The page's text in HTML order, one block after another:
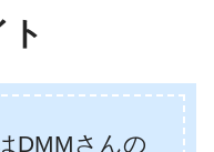
DMMさんの